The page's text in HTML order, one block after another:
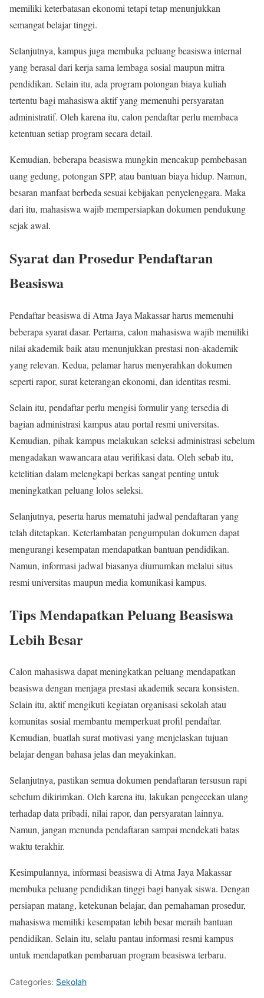
memiliki keterbatasan ekonomi tetapi tetap menunjukkan
semangat belajar tinggi.
Selanjutnya, kampus juga membuka peluang beasiswa internal
yang berasal dari kerja sama lembaga sosial maupun mitra
pendidikan. Selain itu, ada program potongan biaya kuliah
tertentu bagi mahasiswa aktif yang memenuhi persyaratan
administratif. Oleh karena itu, calon pendaftar perlu membaca
ketentuan setiap program secara detail.
Kemudian, beberapa beasiswa mungkin mencakup pembebasan
uang gedung, potongan SPP, atau bantuan biaya hidup. Namun,
besaran manfaat berbeda sesuai kebijakan penyelenggara. Maka
dari itu, mahasiswa wajib mempersiapkan dokumen pendukung
sejak awal.
Syarat dan Prosedur Pendaftaran
Beasiswa
Pendaftar beasiswa di Atma Jaya Makassar harus memenuhi
beberapa syarat dasar. Pertama, calon mahasiswa wajib memiliki
nilai akademik baik atau menunjukkan prestasi non-akademik
yang relevan. Kedua, pelamar harus menyerahkan dokumen
seperti rapor, surat keterangan ekonomi, dan identitas resmi.
Selain itu, pendaftar perlu mengisi formulir yang tersedia di
bagian administrasi kampus atau portal resmi universitas.
Kemudian, pihak kampus melakukan seleksi administrasi sebelum
mengadakan wawancara atau verifikasi data. Oleh sebab itu,
ketelitian dalam melengkapi berkas sangat penting untuk
meningkatkan peluang lolos seleksi.
Selanjutnya, peserta harus mematuhi jadwal pendaftaran yang
telah ditetapkan. Keterlambatan pengumpulan dokumen dapat
mengurangi kesempatan mendapatkan bantuan pendidikan.
Namun, informasi jadwal biasanya diumumkan melalui situs
resmi universitas maupun media komunikasi kampus.
Tips Mendapatkan Peluang Beasiswa
Lebih Besar
Calon mahasiswa dapat meningkatkan peluang mendapatkan
beasiswa dengan menjaga prestasi akademik secara konsisten.
Selain itu, aktif mengikuti kegiatan organisasi sekolah atau
komunitas sosial membantu memperkuat profil pendaftar.
Kemudian, buatlah surat motivasi yang menjelaskan tujuan
belajar dengan bahasa jelas dan meyakinkan.
Selanjutnya, pastikan semua dokumen pendaftaran tersusun rapi
sebelum dikirimkan. Oleh karena itu, lakukan pengecekan ulang
terhadap data pribadi, nilai rapor, dan persyaratan lainnya.
Namun, jangan menunda pendaftaran sampai mendekati batas
waktu terakhir.
Kesimpulannya, informasi beasiswa di Atma Jaya Makassar
membuka peluang pendidikan tinggi bagi banyak siswa. Dengan
persiapan matang, ketekunan belajar, dan pemahaman prosedur,
mahasiswa memiliki kesempatan lebih besar meraih bantuan
pendidikan. Selain itu, selalu pantau informasi resmi kampus
untuk mendapatkan pembaruan program beasiswa terbaru.
Categories: Sekolah